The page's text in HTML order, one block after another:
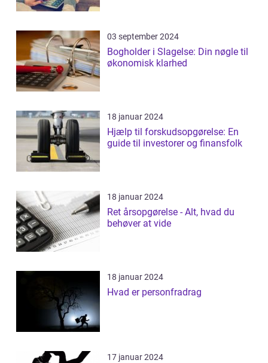
03 september 2024
Bogholder i Slagelse: Din nøgle til
økonomisk klarhed
18 januar 2024
Hjælp til forskudsopgørelse: En
guide til investorer og finansfolk
18 januar 2024
Ret årsopgørelse - Alt, hvad du
behøver at vide
18 januar 2024
Hvad er personfradrag
17 januar 2024